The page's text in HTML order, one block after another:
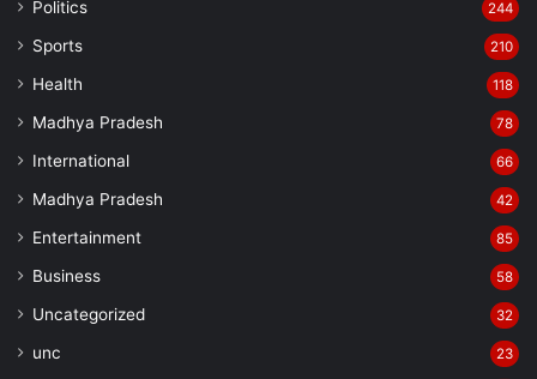
Politics 244
Sports 210
Health 118
Madhya Pradesh 78
International 66
Madhya Pradesh 42
Entertainment 85
Business 58
Uncategorized 32
unc 23